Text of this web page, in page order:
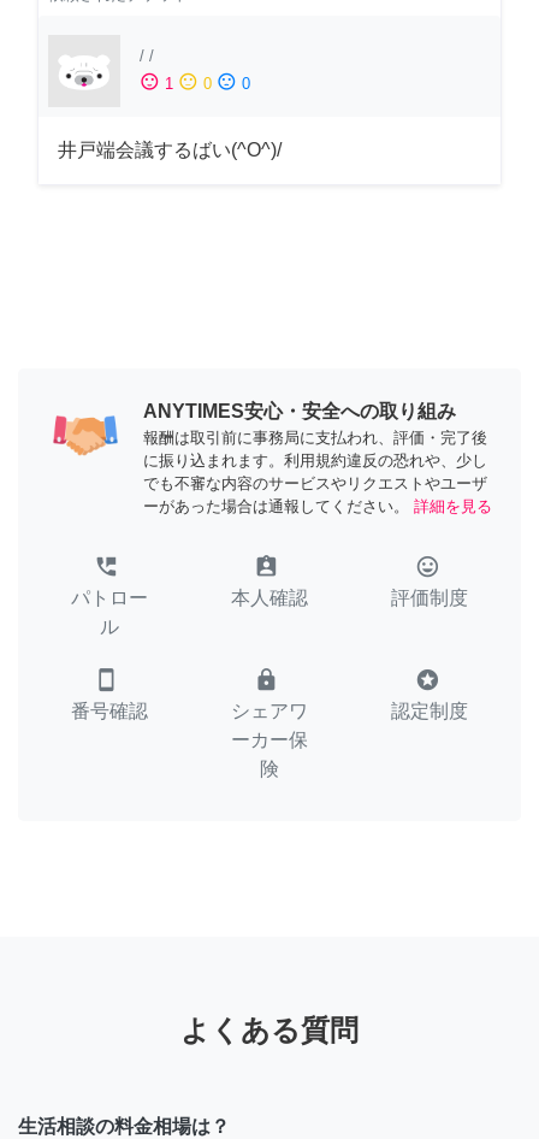
/ /
sentiment_satisfied 1 sentiment_neutral 0 sentiment_dissatisfied 0
井戸端会議するばい(^O^)/
ANYTIMES安心・安全への取り組み
報酬は取引前に事務局に支払われ、評価・完了後
に振り込まれます。利用規約違反の恐れや、少し
でも不審な内容のサービスやリクエストやユーザ
ーがあった場合は通報してください。
詳細を見る
perm_phone_msg
パトロー
ル
assignment_ind
本人確認
tag_faces
評価制度
smartphone
番号確認
lock
シェアワ
ーカー保
険
stars
認定制度
よくある質問
生活相談の料金相場は？